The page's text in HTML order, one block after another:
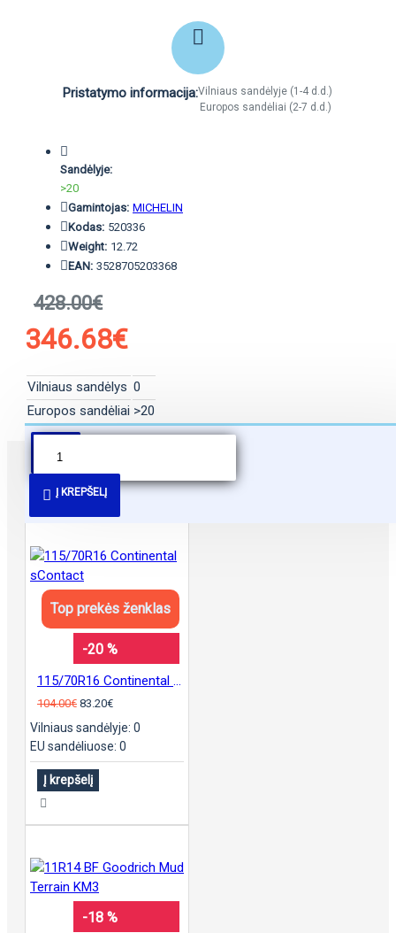
Pristatymo informacija:Vilniaus sandėlyje (1-4 d.d.)
Europos sandėliai (2-7 d.d.)
Sandėlyje:
>20
Gamintojas: MICHELIN
Kodas: 520336
Weight: 12.72
EAN: 3528705203368
428.00€
346.68€
Vilniaus sandėlys 0
Europos sandėliai >20
Į KREPŠELĮ
PANAŠŪS PASIŪLYMAI
Top prekės ženklas
-20 %
104.00€ 83.20€
Vilniaus sandėlyje: 0
EU sandėliuose: 0
Į krepšelį
-18 %